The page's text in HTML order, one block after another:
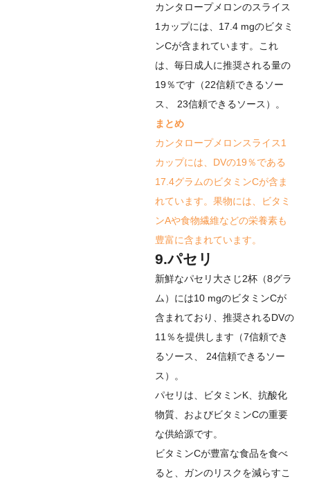
カンタロープメロンのスライス
1カップには、17.4 mgのビタミ
ンCが含まれています。これ
は、毎日成人に推奨される量の
19％です（22信頼できるソー
ス
23信頼できるソース ）。
まとめ
カンタロープメロンスライス1
カップには、DVの19％である
17.4グラムのビタミンCが含ま
れています。果物には、ビタミ
ンAや食物繊維などの栄養素も
豊富に含まれています。
9.パセリ
新鮮なパセリ大さじ2杯（8グラ
ム）には10 mgのビタミンCが
含まれており、推奨されるDVの
11％を提供します（7信頼でき
るソース
24信頼できるソー
ス ）。
パセリは、ビタミンK、抗酸化
物質、およびビタミンCの重要
な供給源です。
ビタミンCが豊富な食品を食べ
ると、ガンのリスクを減らすこ